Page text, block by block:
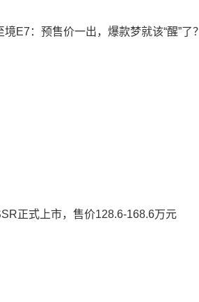
境E7：预售价一出，爆款梦就该“醒”了？
正式上市，售价128.6-168.6万元